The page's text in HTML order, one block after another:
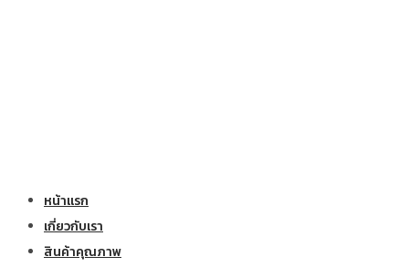
หน้าแรก
เกี่ยวกับเรา
สินค้าคุณภาพ